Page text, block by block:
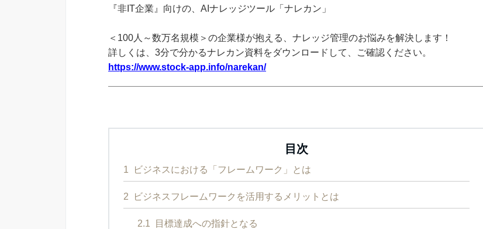
『非IT企業』向けの、AIナレッジツール「ナレカン」
＜100人～数万名規模＞の企業様が抱える、ナレッジ管理のお悩みを解決します！
詳しくは、3分で分かるナレカン資料をダウンロードして、ご確認ください。
https://www.stock-app.info/narekan/
目次
1 ビジネスにおける「フレームワーク」とは
2 ビジネスフレームワークを活用するメリットとは
2.1 目標達成への指針となる